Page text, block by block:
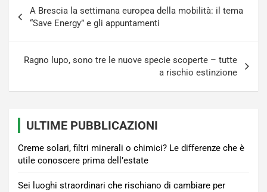
articoli
A Brescia la settimana europea della mobilità: il tema
“Save Energy” e gli appuntamenti
Ragno lupo, sono tre le nuove specie scoperte – tutte
a rischio estinzione
ULTIME PUBBLICAZIONI
Creme solari, filtri minerali o chimici? Le differenze che è
utile conoscere prima dell’estate
Sei luoghi straordinari che rischiano di cambiare per